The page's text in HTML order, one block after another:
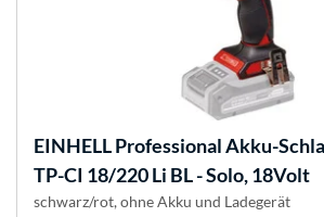
EINHELLProfessional Akku-
TP-CI 18/220 Li BL - Solo, 18Volt
schwarz/rot, ohne Akku und Ladegerät